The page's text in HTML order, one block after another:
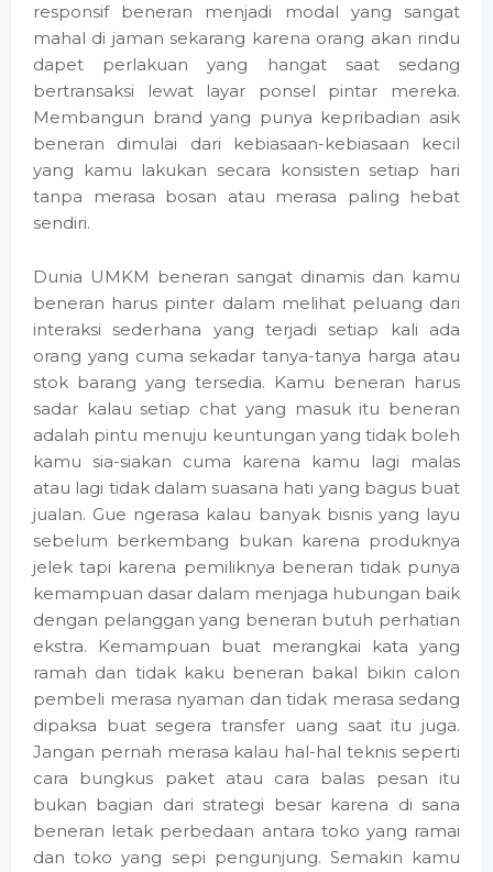
responsif beneran menjadi modal yang sangat
mahal di jaman sekarang karena orang akan rindu
dapet perlakuan yang hangat saat sedang
bertransaksi lewat layar ponsel pintar mereka.
Membangun brand yang punya kepribadian asik
beneran dimulai dari kebiasaan-kebiasaan kecil
yang kamu lakukan secara konsisten setiap hari
tanpa merasa bosan atau merasa paling hebat
sendiri.
Dunia UMKM beneran sangat dinamis dan kamu
beneran harus pinter dalam melihat peluang dari
interaksi sederhana yang terjadi setiap kali ada
orang yang cuma sekadar tanya-tanya harga atau
stok barang yang tersedia. Kamu beneran harus
sadar kalau setiap chat yang masuk itu beneran
adalah pintu menuju keuntungan yang tidak boleh
kamu sia-siakan cuma karena kamu lagi malas
atau lagi tidak dalam suasana hati yang bagus buat
jualan. Gue ngerasa kalau banyak bisnis yang layu
sebelum berkembang bukan karena produknya
jelek tapi karena pemiliknya beneran tidak punya
kemampuan dasar dalam menjaga hubungan baik
dengan pelanggan yang beneran butuh perhatian
ekstra. Kemampuan buat merangkai kata yang
ramah dan tidak kaku beneran bakal bikin calon
pembeli merasa nyaman dan tidak merasa sedang
dipaksa buat segera transfer uang saat itu juga.
Jangan pernah merasa kalau hal-hal teknis seperti
cara bungkus paket atau cara balas pesan itu
bukan bagian dari strategi besar karena di sana
beneran letak perbedaan antara toko yang ramai
dan toko yang sepi pengunjung. Semakin kamu